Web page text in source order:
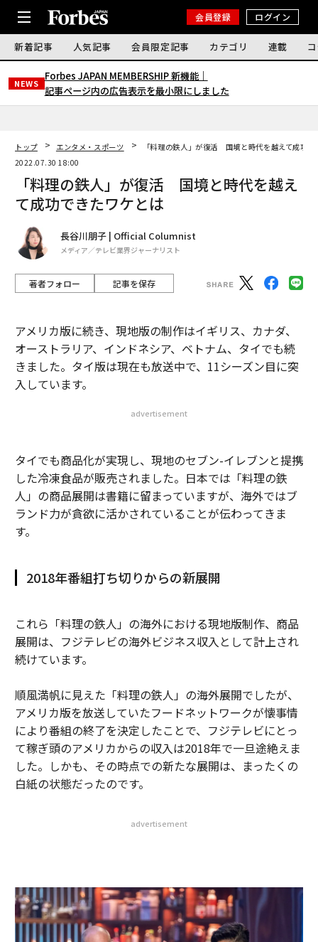
会員登録 ログイン
新着記事 人気記事 会員限定記事 カテゴリ 連載
NEWS
Forbes JAPAN MEMBERSHIP 新機能｜
記事ページ内の広告表示を最小限にしました
トップ エンタメ・スポーツ
「料理の鉄人」が復活 国境と時代を越えて成功
2022.07.30 18:00
「料理の鉄人」が復活 国境と時代を越え
て成功できたワケとは
長谷川朋子 | Official Columnist
メディア／テレビ業界ジャーナリスト
著者フォロー 記事を保存
アメリカ版に続き、現地版の制作はイギリス、カナダ、
オーストラリア、インドネシア、ベトナム、タイでも続
きました。タイ版は現在も放送中で、11シーズン目に突
入しています。
advertisement
タイでも商品化が実現し、現地のセブン-イレブンと提携
した冷凍食品が販売されました。日本では「料理の鉄
人」の商品展開は書籍に留まっていますが、海外ではブ
ランド力が貪欲に活かされていることが伝わってきま
す。
2018年番組打ち切りからの新展開
これら「料理の鉄人」の海外における現地版制作、商品
展開は、フジテレビの海外ビジネス収入として計上され
続けています。
順風満帆に見えた「料理の鉄人」の海外展開でしたが、
アメリカ版を放送していたフードネットワークが懐事情
により番組の終了を決定したことで、フジテレビにとっ
て稼ぎ頭のアメリカからの収入は2018年で一旦途絶えま
した。しかも、その時点での新たな展開は、まったくの
白紙の状態だったのです。
advertisement